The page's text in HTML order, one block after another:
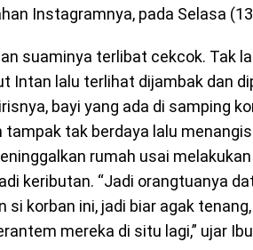
Instagramnya, pada Selasa
suaminya terlibat cekcok. Tak
Intan lalu terlihat dijambak dan
bayi yang ada di samping
tak berdaya lalu
rumah usai melakukan
keributan. “Jadi orangtuanya
si korban ini, jadi biar agak
mereka di situ lagi,” ujar